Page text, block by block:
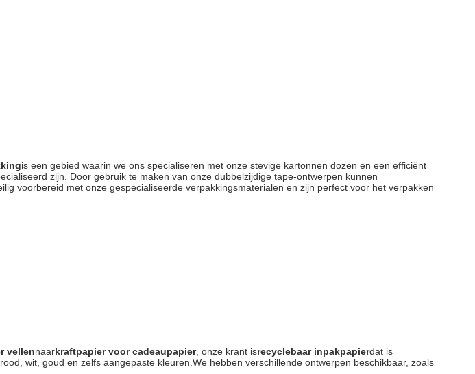
is een gebied waarin we ons specialiseren met onze stevige kartonnen dozen en een efficiënt
zijn. Door gebruik te maken van onze dubbelzijdige tape-ontwerpen kunnen
voorbereid met onze gespecialiseerde verpakkingsmaterialen en zijn perfect voor het verpakken
vellennaarkraftpapier voor cadeaupapier, onze krant isrecyclebaar inpakpapierdat is
wit, goud en zelfs aangepaste kleuren.We hebben verschillende ontwerpen beschikbaar, zoals